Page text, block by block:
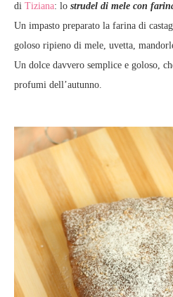
di Tiziana: lo strudel di mele con
Un impasto preparato la farina di
goloso ripieno di mele, uvetta,
Un dolce davvero semplice e goloso,
profumi dell’autunno.